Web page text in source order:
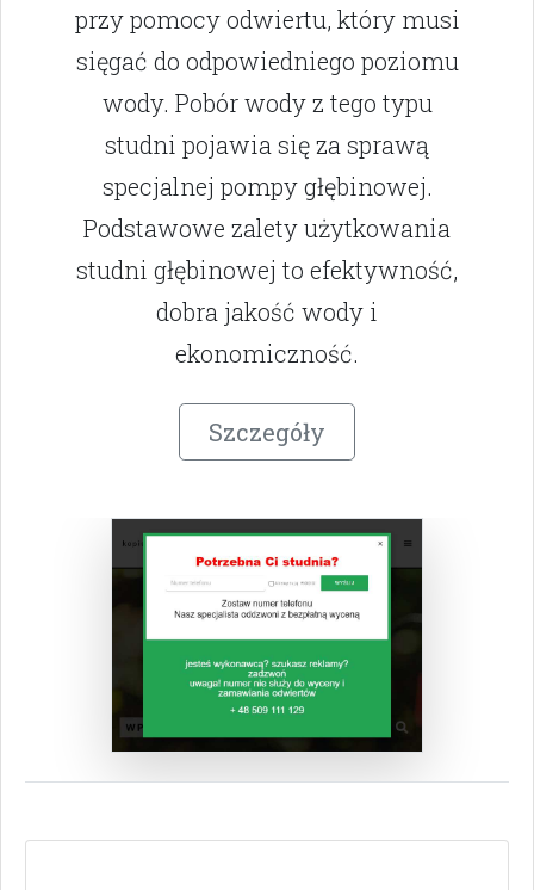
przy pomocy odwiertu, który musi
sięgać do odpowiedniego poziomu
wody. Pobór wody z tego typu
studni pojawia się za sprawą
specjalnej pompy głębinowej.
Podstawowe zalety użytkowania
studni głębinowej to efektywność,
dobra jakość wody i
ekonomiczność.
Szczegóły